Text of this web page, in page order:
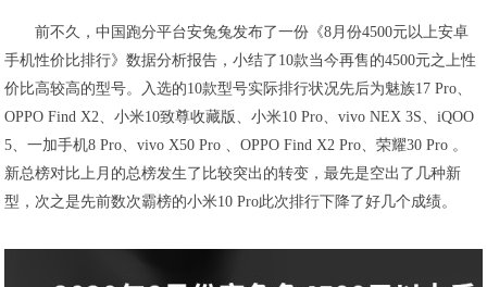
前不久，中国跑分平台安兔兔发布了一份《8月份4500元以上安卓
手机性价比排行》数据分析报告，小结了10款当今再售的4500元之上性
价比高较高的型号。入选的10款型号实际排行状况先后为魅族17 Pro、
OPPO Find X2、小米10致尊收藏版、小米10 Pro、vivo NEX 3S、iQOO
5、一加手机8 Pro、vivo X50 Pro 、OPPO Find X2 Pro、荣耀30 Pro 。
新总榜对比上月的总榜发生了比较突出的转变，最先是空出了几种新
型，次之是先前数次霸榜的小米10 Pro此次排行下降了好几个成绩。